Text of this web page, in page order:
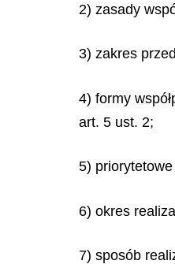
2) zasady
3) zakres
4) formy
art. 5 ust. 2;
5)
6) okres
7) sposób